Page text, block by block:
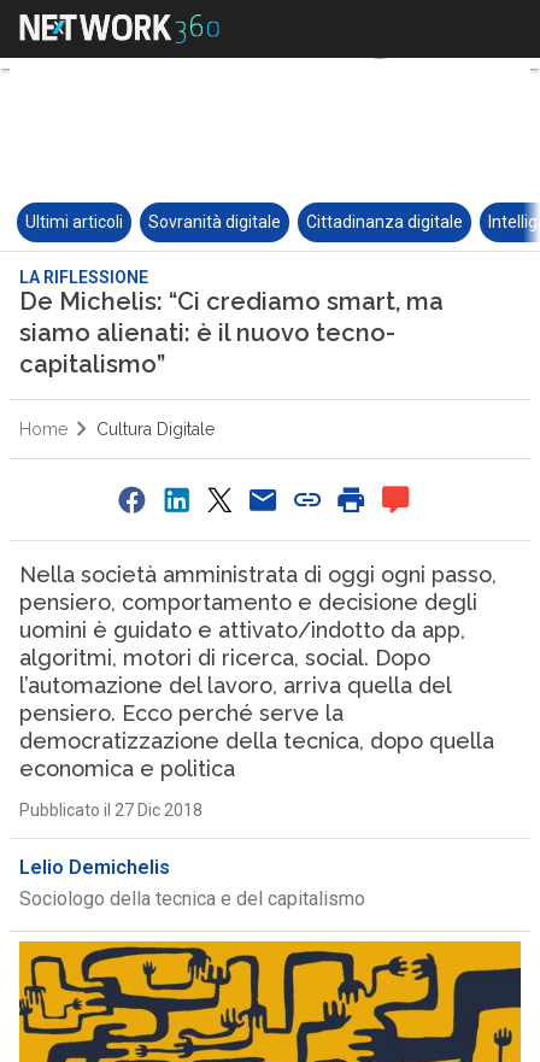
Ultimi articoli Sovranità digitale Cittadinanza digitale
LA RIFLESSIONE
De Michelis: “Ci crediamo smart, ma
siamo alienati: è il nuovo tecno-
capitalismo”
Home Cultura Digitale
Nella società amministrata di oggi ogni passo,
pensiero, comportamento e decisione degli
uomini è guidato e attivato/indotto da app,
algoritmi, motori di ricerca, social. Dopo
l’automazione del lavoro, arriva quella del
pensiero. Ecco perché serve la
democratizzazione della tecnica, dopo quella
economica e politica
Pubblicato il 27 Dic 2018
Lelio Demichelis
Sociologo della tecnica e del capitalismo